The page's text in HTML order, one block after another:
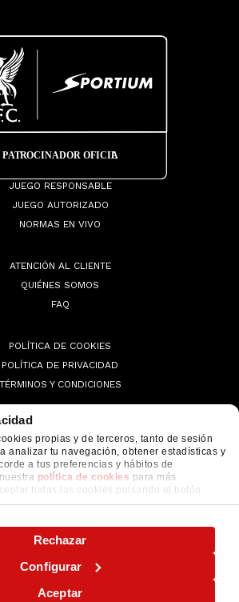
propias y de terceros, tanto de sesión
analizar tu navegación, obtener estadísticas y
a tus preferencias y hábitos de
política de cookies para más
todas las cookies pulsando el botón
o rechazar su uso pulsando el botón
Aceptar
Configurar
Rechazar
JUEGO RESPONSABLE
JUEGO AUTORIZADO
NORMAS EN VIVO
ATENCIÓN AL CLIENTE
QUIÉNES SOMOS
FAQ
POLÍTICA DE COOKIES
POLÍTICA DE PRIVACIDAD
TÉRMINOS Y CONDICIONES
All Rights Reserved.